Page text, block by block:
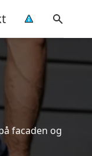
facaden og